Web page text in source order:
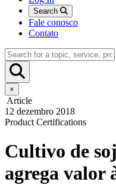
Search
Fale conosco
Contato
×
Article
12 dezembro 2018
Product Certifications
Cultivo de
agrega valor